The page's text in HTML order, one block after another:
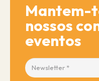
Mantem-
nossos
eventos